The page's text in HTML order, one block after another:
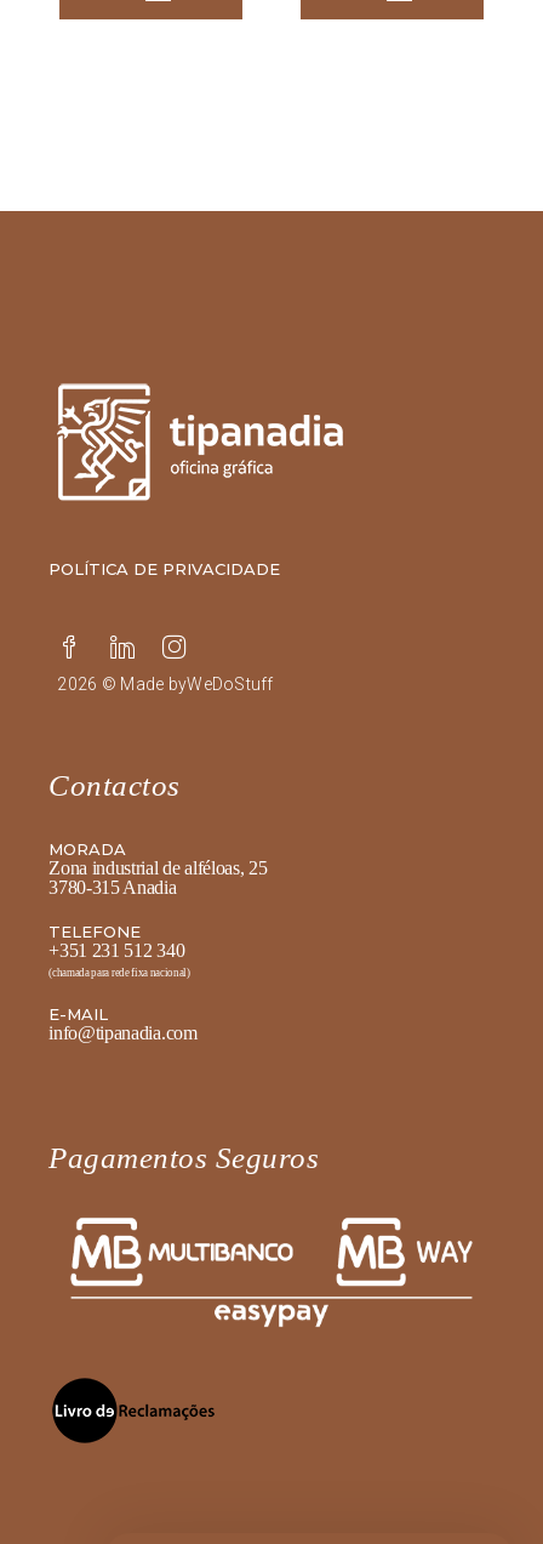
POLÍTICA DE PRIVACIDADE
2026 © Made byWeDoStuff
Contactos
MORADA
Zona industrial de alféloas, 25
3780-315 Anadia
TELEFONE
+351 231 512 340
(chamada para rede fixa nacional)
E-MAIL
info@tipanadia.com
Pagamentos Seguros